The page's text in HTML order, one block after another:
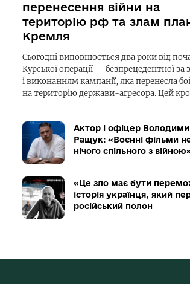
перенесення війни на
територію рф та злам
Кремля
Сьогодні виповнюється два роки від
Курської операції — безпрецедентної за
і виконанням кампанії, яка перенесла
на територію держави-агресора. Цей
Актор і офіцер
Ращук: «Воєнні фільми
нічого спільного з
«Це зло має бути
історія українця, який
російський полон